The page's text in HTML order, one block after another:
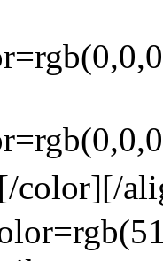
color][/